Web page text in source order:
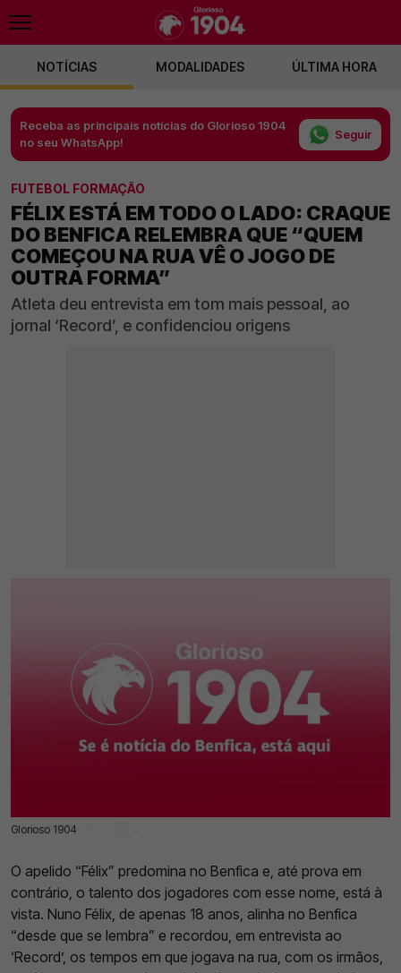
NOTÍCIAS MODALIDADES ÚLTIMA HORA
Receba as principais notícias do Glorioso 1904
no seu WhatsApp!
Seguir
FUTEBOL FORMAÇÃO
FÉLIX ESTÁ EM TODO O LADO: CRAQUE
DO BENFICA RELEMBRA QUE “QUEM
COMEÇOU NA RUA VÊ O JOGO DE
OUTRA FORMA”
Atleta deu entrevista em tom mais pessoal, ao
jornal ‘Record’, e confidenciou origens
Glorioso 1904
11 Jan 2023 | 15:35 |
O apelido “Félix” predomina no Benfica e, até prova em
contrário, o talento dos jogadores com esse nome, está à
vista. Nuno Félix, de apenas 18 anos, alinha no Benfica
“desde que se lembra” e recordou, em entrevista ao
‘Record’, os tempos em que jogava na rua, com os irmãos,